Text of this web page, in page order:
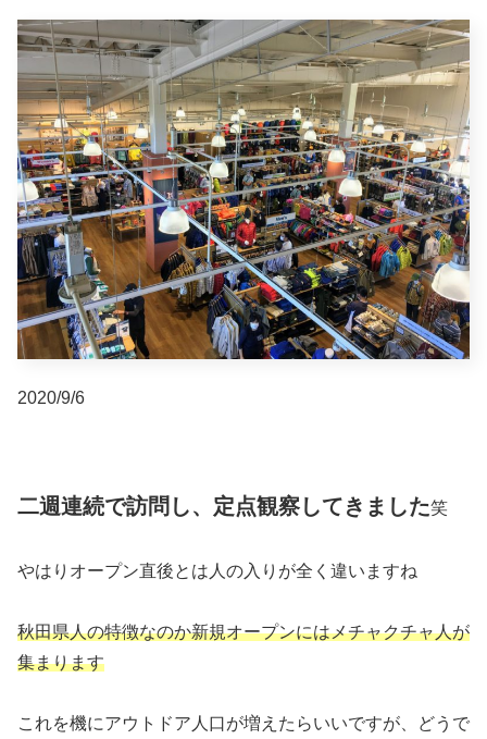
2020/9/6
二週連続で訪問し、定点観察してきました笑
やはりオープン直後とは人の入りが全く違いますね
秋田県人の特徴なのか新規オープンにはメチャクチャ人が
集まります
これを機にアウトドア人口が増えたらいいですが、どうで